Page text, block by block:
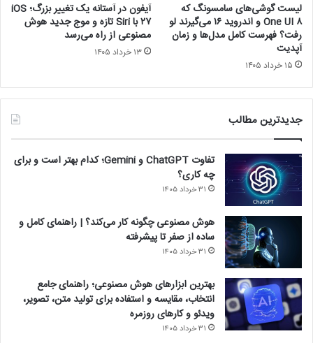
لیست گوشی‌های سامسونگ که
One UI ۸ و اندروید ۱۶ می‌گیرند لو
رفت؟ فهرست کامل مدل‌ها و زمان
آپدیت
۱۵ خرداد ۱۴۰۵
آیفون در آستانه یک تغییر بزرگ؛ iOS
۲۷ با Siri تازه و موج جدید هوش
مصنوعی از راه می‌رسد
۱۳ خرداد ۱۴۰۵
جدیدترین مطالب
تفاوت ChatGPT و Gemini؛ کدام بهتر است و برای
چه کاری؟
۳۱ خرداد ۱۴۰۵
هوش مصنوعی چگونه کار می‌کند؟ | راهنمای کامل و
ساده از صفر تا پیشرفته
۳۱ خرداد ۱۴۰۵
بهترین ابزارهای هوش مصنوعی؛ راهنمای جامع
انتخاب، مقایسه و استفاده برای تولید متن، تصویر،
ویدئو و کارهای روزمره
۳۱ خرداد ۱۴۰۵